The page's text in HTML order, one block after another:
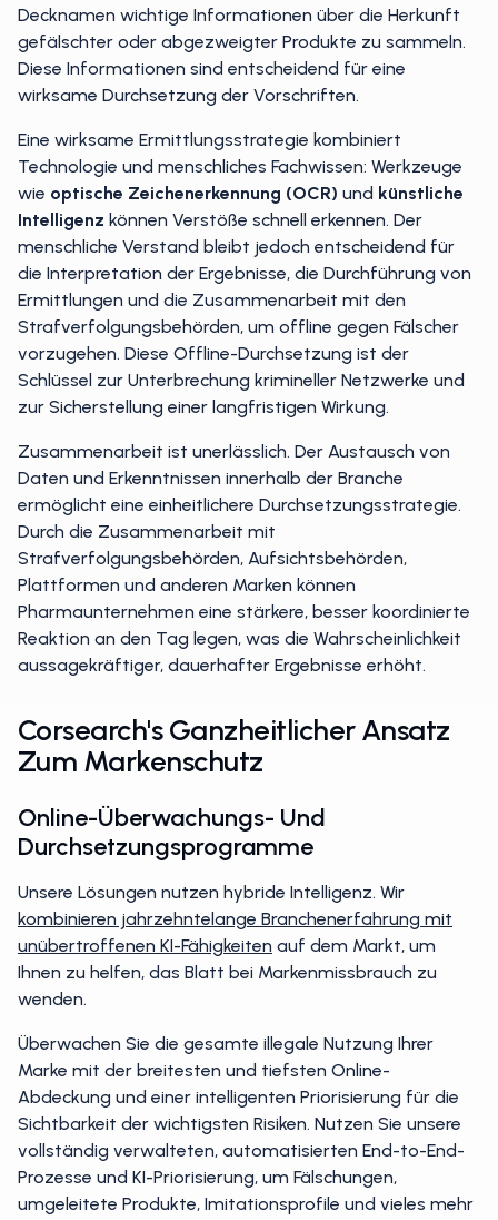
Decknamen wichtige Informationen über die Herkunft
gefälschter oder abgezweigter Produkte zu sammeln.
Diese Informationen sind entscheidend für eine
wirksame Durchsetzung der Vorschriften.
Eine wirksame Ermittlungsstrategie kombiniert
Technologie und menschliches Fachwissen: Werkzeuge
wie optische Zeichenerkennung (OCR) und künstliche
Intelligenz können Verstöße schnell erkennen. Der
menschliche Verstand bleibt jedoch entscheidend für
die Interpretation der Ergebnisse, die Durchführung von
Ermittlungen und die Zusammenarbeit mit den
Strafverfolgungsbehörden, um offline gegen Fälscher
vorzugehen. Diese Offline-Durchsetzung ist der
Schlüssel zur Unterbrechung krimineller Netzwerke und
zur Sicherstellung einer langfristigen Wirkung.
Zusammenarbeit ist unerlässlich. Der Austausch von
Daten und Erkenntnissen innerhalb der Branche
ermöglicht eine einheitlichere Durchsetzungsstrategie.
Durch die Zusammenarbeit mit
Strafverfolgungsbehörden, Aufsichtsbehörden,
Plattformen und anderen Marken können
Pharmaunternehmen eine stärkere, besser koordinierte
Reaktion an den Tag legen, was die Wahrscheinlichkeit
aussagekräftiger, dauerhafter Ergebnisse erhöht.
Corsearch's Ganzheitlicher Ansatz
Zum Markenschutz
Online-Überwachungs- Und
Durchsetzungsprogramme
Unsere Lösungen nutzen hybride Intelligenz. Wir
kombinieren jahrzehntelange Branchenerfahrung mit
unübertroffenen KI-Fähigkeiten auf dem Markt, um
Ihnen zu helfen, das Blatt bei Markenmissbrauch zu
wenden.
Überwachen Sie die gesamte illegale Nutzung Ihrer
Marke mit der breitesten und tiefsten Online-
Abdeckung und einer intelligenten Priorisierung für die
Sichtbarkeit der wichtigsten Risiken. Nutzen Sie unsere
vollständig verwalteten, automatisierten End-to-End-
Prozesse und KI-Priorisierung, um Fälschungen,
umgeleitete Produkte, Imitationsprofile und vieles mehr